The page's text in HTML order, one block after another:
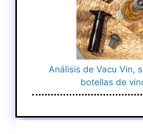
Análisis de Vacu Vin,
botellas de